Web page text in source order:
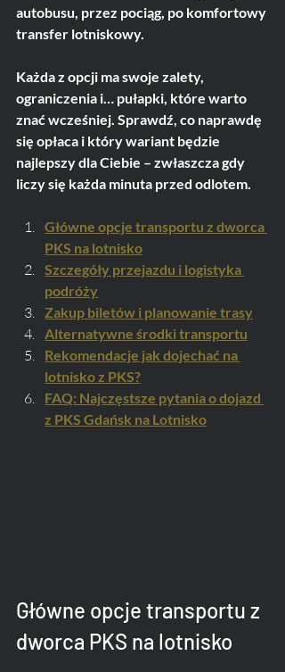
autobusu, przez pociąg, po komfortowy
transfer lotniskowy.
Każda z opcji ma swoje zalety,
ograniczenia i… pułapki, które warto
znać wcześniej. Sprawdź, co naprawdę
się opłaca i który wariant będzie
najlepszy dla Ciebie – zwłaszcza gdy
liczy się każda minuta przed odlotem.
Główne opcje transportu z dworca
PKS na lotnisko
Szczegóły przejazdu i logistyka
podróży
Zakup biletów i planowanie trasy
Alternatywne środki transportu
Rekomendacje jak dojechać na
lotnisko z PKS?
FAQ: Najczęstsze pytania o dojazd
z PKS Gdańsk na Lotnisko
Główne opcje transportu z
dworca PKS na lotnisko